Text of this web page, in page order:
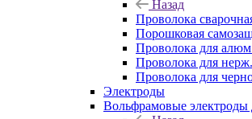
Назад
Проволока
Порошковая
Проволока для
Проволока для
Проволока для
Электроды
Вольфрамовые электроды